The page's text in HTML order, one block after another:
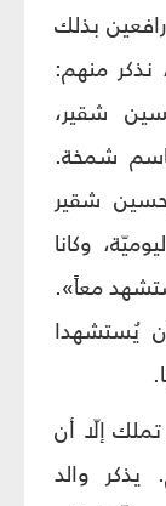
بذلك
نذكر منهم:
شقير،
شمخة.
شقير
وكانا
معاً».
يُستشهدا
إلّا أن
يذكر والد